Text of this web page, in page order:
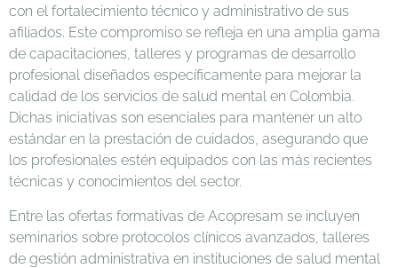
con el fortalecimiento técnico y administrativo de sus
afiliados. Este compromiso se refleja en una amplia gama
de capacitaciones, talleres y programas de desarrollo
profesional diseñados específicamente para mejorar la
calidad de los servicios de salud mental en Colombia.
Dichas iniciativas son esenciales para mantener un alto
estándar en la prestación de cuidados, asegurando que
los profesionales estén equipados con las más recientes
técnicas y conocimientos del sector.
Entre las ofertas formativas de Acopresam se incluyen
seminarios sobre protocolos clínicos avanzados, talleres
de gestión administrativa en instituciones de salud mental